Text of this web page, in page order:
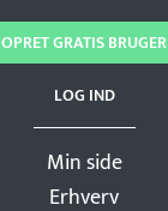
Min side
Erhverv
LOG IND
OPRET GRATIS BRUGER